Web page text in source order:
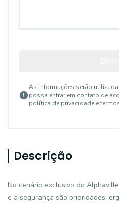
As informações serão
possa entrar em contato de
política de privacidade e
Descrição
No cenário exclusivo do
e a segurança são prioridades,